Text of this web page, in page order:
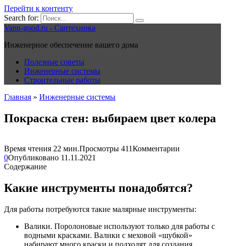
Перейти к контенту
Search for:
Vann-good.ru - Сантехника
Инженерное обеспечение вашего дома
Полезные советы
Инженерные системы
Строительные работы
Главная » Инженерные системы
Покраска стен: выбираем цвет колера
Время чтения 22 мин.Просмотры 411Комментарии
0Опубликовано 11.11.2021
Содержание
Какие инструменты понадобятся?
Для работы потребуются такие малярные инструменты:
Валики. Поролоновые используют только для работы с
водными красками. Валики с меховой «шубкой»
набирают много краски и подходят для создания